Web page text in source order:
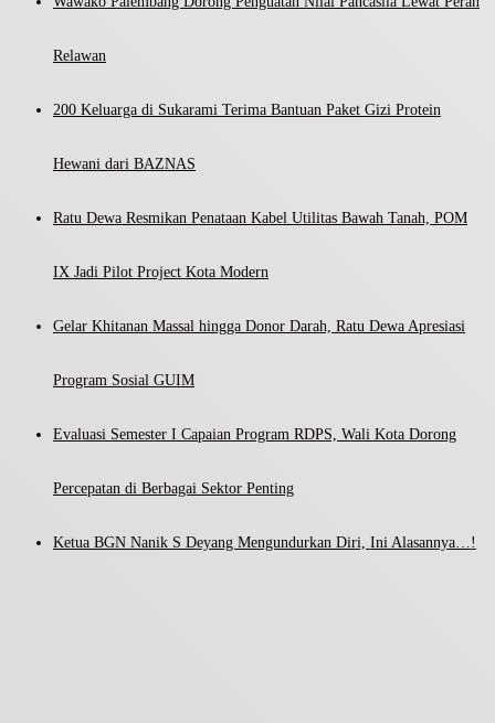
Relawan
200 Keluarga di Sukarami Terima Bantuan Paket Gizi Protein
Hewani dari BAZNAS
Ratu Dewa Resmikan Penataan Kabel Utilitas Bawah Tanah, POM
IX Jadi Pilot Project Kota Modern
Gelar Khitanan Massal hingga Donor Darah, Ratu Dewa Apresiasi
Program Sosial GUIM
Evaluasi Semester I Capaian Program RDPS, Wali Kota Dorong
Percepatan di Berbagai Sektor Penting
Ketua BGN Nanik S Deyang Mengundurkan Diri, Ini Alasannya…!